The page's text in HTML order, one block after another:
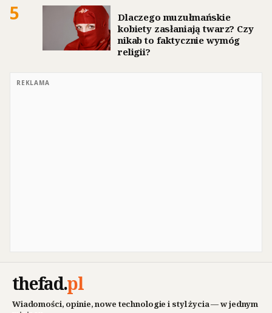
5
Dlaczego muzułmańskie
kobiety zasłaniają twarz? Czy
nikab to faktycznie wymóg
religii?
REKLAMA
thefad.pl
Wiadomości, opinie, nowe technologie i styl życia — w jednym